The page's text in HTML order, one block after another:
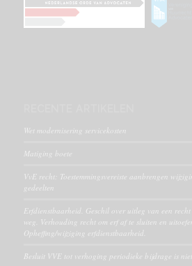
Wet modernisering servicekosten
Matiging boete
VvE recht: Toestemmingsvereiste aanbrengen
gedeelten
Erfdienstbaarheid. Geschil over uitleg van een
weg. Verhouding recht om erf af te sluiten en
Opheffing/wijziging erfdienstbaarheid.
Besluit VVE tot verhoging periodieke bijdrage is